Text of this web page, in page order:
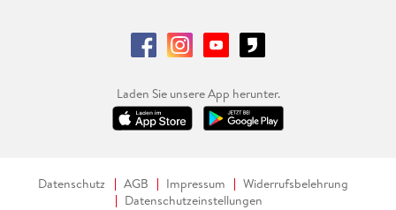
Laden Sie unsere App herunter.
Datenschutz AGB Impressum
Widerrufsbelehrung
Datenschutzeinstellungen